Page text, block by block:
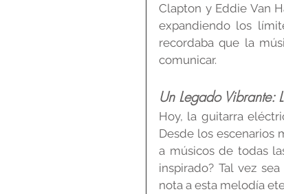
Clapton y Eddie Van
expandiendo los
recordaba que la
comunicar.
Un Legado Vibrante:
Hoy, la guitarra
Desde los escenarios
a músicos de todas
inspirado? Tal vez
nota a esta melodía